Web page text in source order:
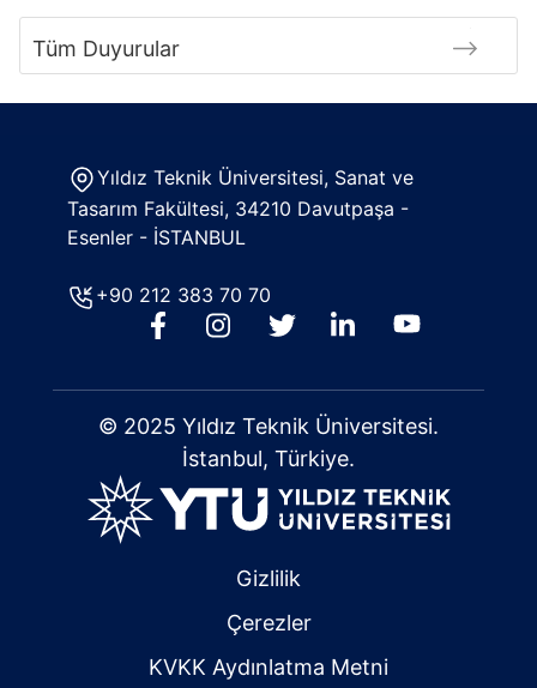
Tüm Duyurular
Yıldız Teknik Üniversitesi, Sanat ve
Tasarım Fakültesi, 34210 Davutpaşa -
Esenler - İSTANBUL
+90 212 383 70 70
© 2025 Yıldız Teknik Üniversitesi.
İstanbul, Türkiye.
Gizlilik
Çerezler
KVKK Aydınlatma Metni